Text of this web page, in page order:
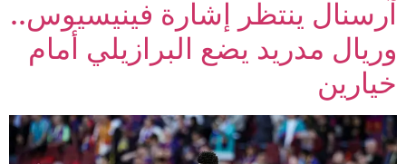
آرسنال ينتظر إشارة فينيسيوس..
وريال مدريد يضع البرازيلي أمام
خيارين